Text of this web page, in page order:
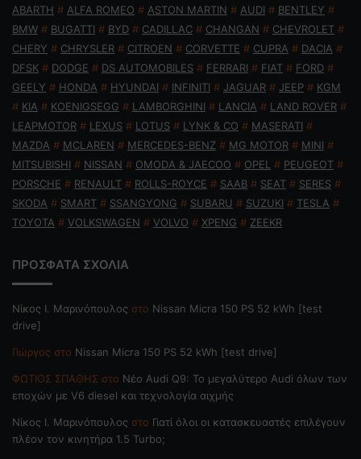
ABARTH # ALFA ROMEO # ASTON MARTIN # AUDI # BENTLEY #
BMW # BUGATTI # BYD # CADILLAC # CHANGAN # CHEVROLET #
CHERY # CHRYSLER # CITROEN # CORVETTE # CUPRA # DACIA #
DFSK # DODGE # DS AUTOMOBILES # FERRARI # FIAT # FORD #
GEELY # HONDA # HYUNDAI # INFINITI # JAGUAR # JEEP # KGM
# KIA # KOENIGSEGG # LAMBORGHINI # LANCIA # LAND ROVER #
LEAPMOTOR # LEXUS # LOTUS # LYNK & CO # MASERATI #
MAZDA # MCLAREN # MERCEDES-BENZ # MG MOTOR # MINI #
MITSUBISHI # NISSAN # OMODA & JAECOO # OPEL # PEUGEOT #
PORSCHE # RENAULT # ROLLS-ROYCE # SAAB # SEAT # SERES #
SKODA # SMART # SSANGYONG # SUBARU # SUZUKI # TESLA #
TOYOTA # VOLKSWAGEN # VOLVO # XPENG # ZEEKR
ΠΡΟΣΦΑΤΑ ΣΧΟΛΙΑ
Nίκος Ι. Mαρινόπουλος στο Nissan Micra 150 PS 52 kWh [test
drive]
Γιώργος στο Nissan Micra 150 PS 52 kWh [test drive]
ΦΩΤΙΟΣ ΣΠΑΘΗΣ στο Νέο Audi Q9: Το μεγαλύτερο Audi όλων των
εποχών με V6 diesel και τεχνολογία αιχμής
Nίκος Ι. Mαρινόπουλος στο Γιατί όλοι οι κατασκευαστές επιλέγουν
πλέον τον κινητήρα 1.5 Turbo;